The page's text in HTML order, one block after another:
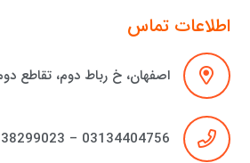
اطلاعات تماس
اصفهان، خ رباط دوم، تقاطع دوم،
03134404756 – 09138299023